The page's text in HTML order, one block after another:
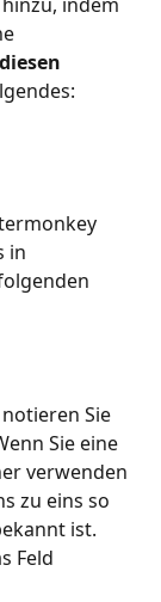
in
Sie
Sie eine
verwenden
zu eins so
ist.
Feld